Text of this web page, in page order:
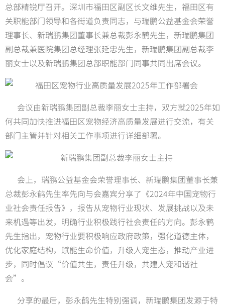
总部精锐厅召开。深圳市福田区副区长文维先生，福田区有
关职能部门领导和各街道负责同志，与瑞鹏公益基金会荣誉
理事长、新瑞鹏集团董事长兼总裁彭永鹤先生，新瑞鹏集团
副总裁兼医院集团总经理张延忠先生，新瑞鹏集团副总裁李
丽女士以及新瑞鹏集团总部职能部门同事共同出席会议。
会议由新瑞鹏集团副总裁李丽女士主持，双方就2025年如
何共同加快推进福田区宠物经济高质量发展进行交流，有关
部门主管并针对相关工作事项进行详细部署。
会上，瑞鹏公益基金会荣誉理事长、新瑞鹏集团董事长兼
总裁彭永鹤先生率先向与会嘉宾分享了《2024年中国宠物行
业社会责任报告》，报告从宠物行业现状、发展挑战以及未
来机遇等出发，明确行业积极践行社会责任的方向。彭永鹤
先生指出，宠物行业要积极响应政府政策，强化道德主体，
优化家庭结构，赋能生命价值，升级人宠生态，推动产业进
步，同时倡议“价值共生，责任升级，共建人宠和谐社
会”。
分享的最后，彭永鹤先生特别强调，新瑞鹏集团发源于特